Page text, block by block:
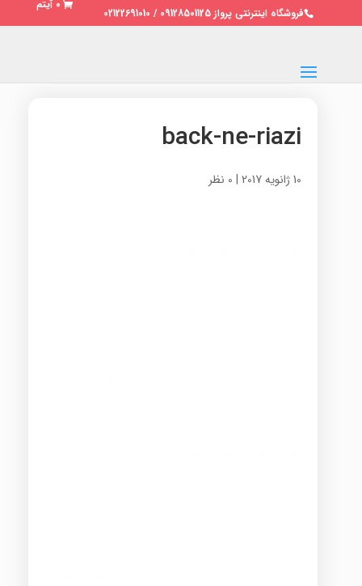
فروشگاه اینترنتی پرواز 09128501125 / 02122691010
0 آیتم
back-ne-riazi
10 ژانویه 2017 | 0 نظر